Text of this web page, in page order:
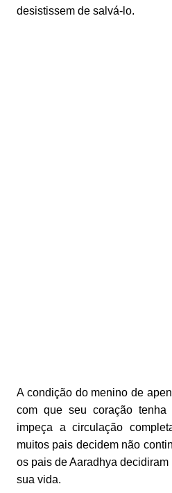
desistissem de salvá-lo.
A condição do menino de
com que seu coração
impeça a circulação
muitos pais decidem não
os pais de Aaradhya
sua vida.